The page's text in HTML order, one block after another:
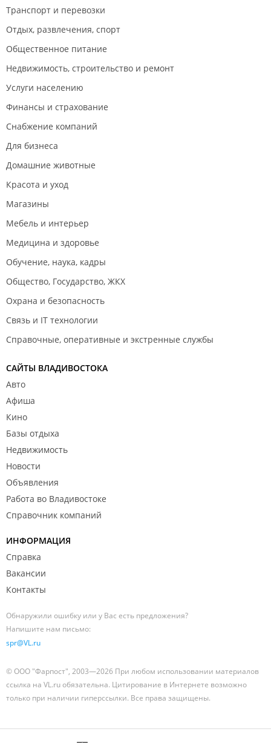
Транспорт и перевозки
Отдых, развлечения, спорт
Общественное питание
Недвижимость, строительство и ремонт
Услуги населению
Финансы и страхование
Снабжение компаний
Для бизнеса
Домашние животные
Красота и уход
Магазины
Мебель и интерьер
Медицина и здоровье
Обучение, наука, кадры
Общество, Государство, ЖКХ
Охрана и безопасность
Связь и IT технологии
Справочные, оперативные и экстренные службы
САЙТЫ ВЛАДИВОСТОКА
Авто
Афиша
Кино
Базы отдыха
Недвижимость
Новости
Объявления
Работа во Владивостоке
Справочник компаний
ИНФОРМАЦИЯ
Справка
Вакансии
Контакты
Обнаружили ошибку или у Вас есть предложения?
Напишите нам письмо:
spr@VL.ru
© ООО "Фарпост", 2003—2026 При любом использовании материалов
ссылка на VL.ru обязательна. Цитирование в Интернете возможно
только при наличии гиперссылки. Все права защищены.